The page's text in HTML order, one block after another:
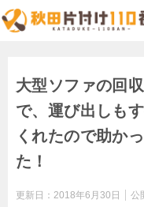
大型ソファの回
で、運び出しも
くれたので助か
た！
更新日： 2018年6月30日 公